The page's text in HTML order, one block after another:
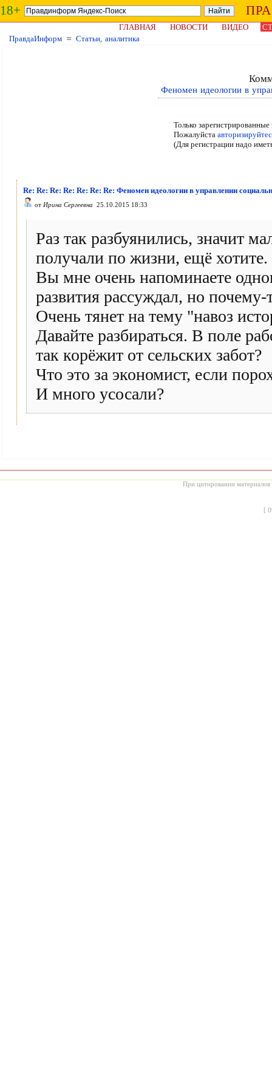
18+
ГЛАВНАЯ НОВОСТИ ВИДЕО
ПравдаИнформ ≈ Статьи, аналитика
Феномен идеологии в
Только
Пожалуйста
(Для регистрации надо
Re: Re: Re: Re: Re: Re: Re: Феномен идеологии в управлении
от Ирина Сергеевна 25.10.2015 18:33
Раз так разбуянились, значит
получали по жизни, ещё хотите.
Вы мне очень напоминаете
развития рассуждал, но
Очень тянет на тему "навоз
Давайте разбираться. В поле
так корёжит от сельских забот?
Что это за экономист, если
И много усосали?
При цитировании материалов
[